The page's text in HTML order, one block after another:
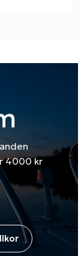
4000 kr